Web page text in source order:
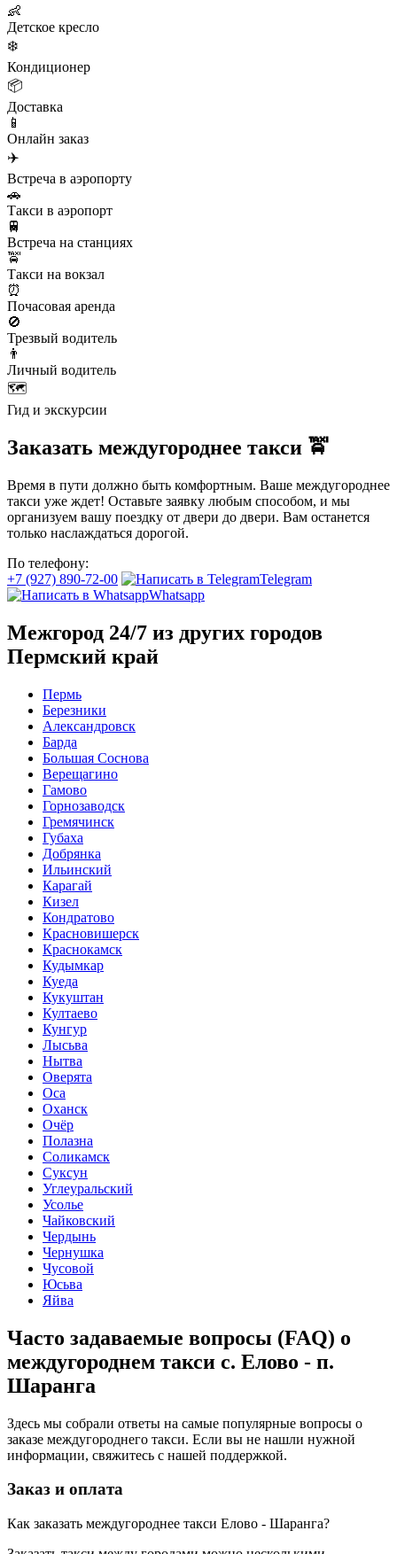
👶
Детское кресло
❄️
Кондиционер
📦
Доставка
📱
Онлайн заказ
✈️
Встреча в аэропорту
🚗
Такси в аэропорт
🚆
Встреча на станциях
🚖
Такси на вокзал
⏰
Почасовая аренда
🚫
Трезвый водитель
👨
Личный водитель
🗺️
Гид и экскурсии
Заказать междугороднее такси 🚖
Время в пути должно быть комфортным. Ваше междугороднее
такси уже ждет! Оставьте заявку любым способом, и мы
организуем вашу поездку от двери до двери. Вам останется
только наслаждаться дорогой.
По телефону:
+7 (927) 890-72-00
Telegram
Whatsapp
Межгород 24/7 из других городов
Пермский край
Пермь
Березники
Александровск
Барда
Большая Соснова
Верещагино
Гамово
Горнозаводск
Гремячинск
Губаха
Добрянка
Ильинский
Карагай
Кизел
Кондратово
Красновишерск
Краснокамск
Кудымкар
Куеда
Кукуштан
Култаево
Кунгур
Лысьва
Нытва
Оверята
Оса
Оханск
Очёр
Полазна
Соликамск
Суксун
Углеуральский
Усолье
Чайковский
Чердынь
Чернушка
Чусовой
Юсьва
Яйва
Часто задаваемые вопросы (FAQ) о
междугороднем такси с. Елово - п.
Шаранга
Здесь мы собрали ответы на самые популярные вопросы о
заказе междугороднего такси. Если вы не нашли нужной
информации, свяжитесь с нашей поддержкой.
Заказ и оплата
Как заказать междугороднее такси Елово - Шаранга?